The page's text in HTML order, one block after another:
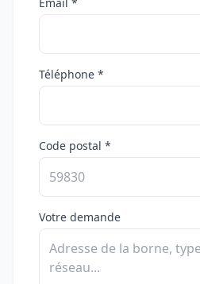
Téléphone *
Code postal *
Votre demande